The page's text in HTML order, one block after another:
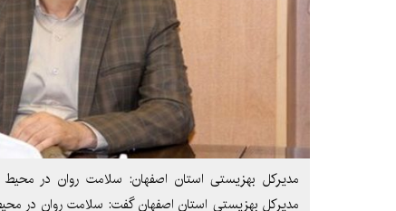
مدیرکل بهزیستی استان اصفهان: سلامت روان در
مدیرکل بهزیستی استان اصفهان گفت: سلامت روان در